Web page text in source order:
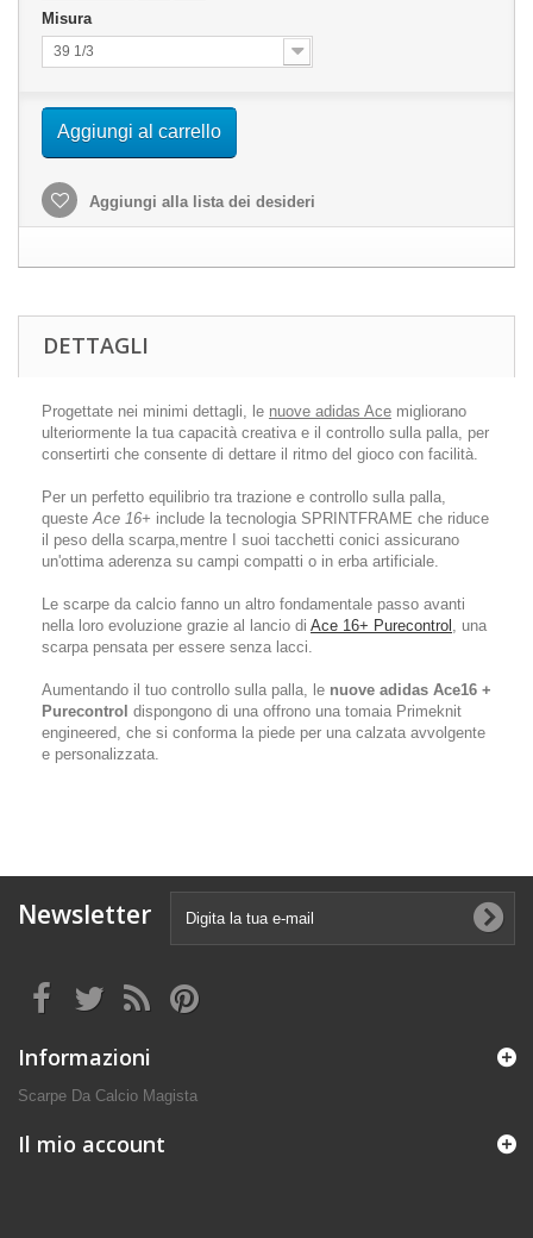
Misura
39 1/3
Aggiungi al carrello
Aggiungi alla lista dei desideri
DETTAGLI
Progettate nei minimi dettagli, le nuove adidas Ace migliorano
ulteriormente la tua capacità creativa e il controllo sulla palla, per
consertirti che consente di dettare il ritmo del gioco con facilità.
Per un perfetto equilibrio tra trazione e controllo sulla palla,
questeAce 16+ include la tecnologia SPRINTFRAME che riduce
il peso della scarpa,mentre I suoi tacchetti conici assicurano
un'ottima aderenza su campi compatti o in erba artificiale.
Le scarpe da calcio fanno un altro fondamentale passo avanti
nella loro evoluzione grazie al lancio di Ace 16+ Purecontrol , una
scarpa pensata per essere senza lacci.
Aumentando il tuo controllo sulla palla, le nuove adidas Ace16 +
Purecontrol dispongono di una offrono una tomaia Primeknit
engineered, che si conforma la piede per una calzata avvolgente
e personalizzata.
Newsletter
Informazioni
Scarpe Da Calcio Magista
Il mio account